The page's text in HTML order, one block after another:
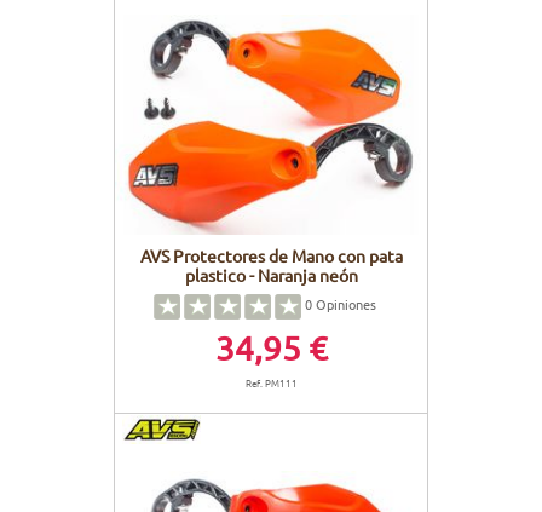
AVS Protectores de Mano con pata
plastico - Naranja neón
0Opiniones
34,95 €
Ref. PM111